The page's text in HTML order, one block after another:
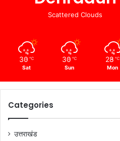
Scattered Clouds
30 ℃
Sat
30 ℃
Sun
28 ℃
Mon
Categories
उत्तराखंड